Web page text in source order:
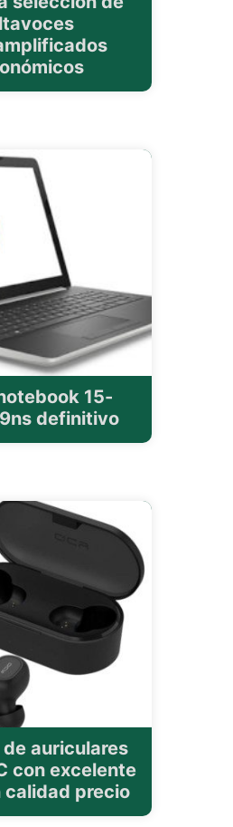
15-
definitivo
auriculares
con excelente
calidad precio